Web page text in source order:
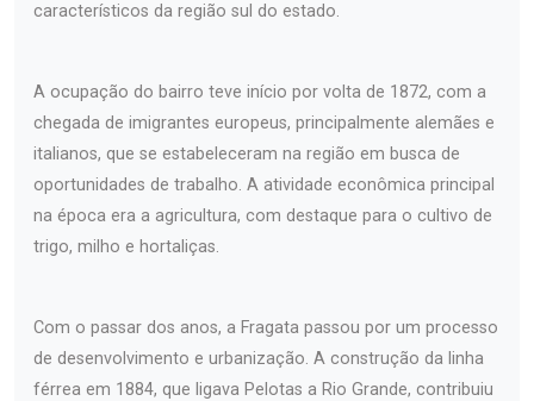
característicos da região sul do estado.
A ocupação do bairro teve início por volta de 1872, com a
chegada de imigrantes europeus, principalmente alemães e
italianos, que se estabeleceram na região em busca de
oportunidades de trabalho. A atividade econômica principal
na época era a agricultura, com destaque para o cultivo de
trigo, milho e hortaliças.
Com o passar dos anos, a Fragata passou por um processo
de desenvolvimento e urbanização. A construção da linha
férrea em 1884, que ligava Pelotas a Rio Grande, contribuiu